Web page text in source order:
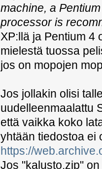
machine, a
processor is
XP:llä ja Pentium
mielestä tuossa
jos on mopojen
Jos jollakin olisi
uudelleenmaalattu
että vaikka koko
yhtään tiedostoa ei
https://
Jos "kalusto.zip"